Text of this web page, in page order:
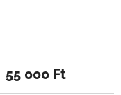
55 000 Ft